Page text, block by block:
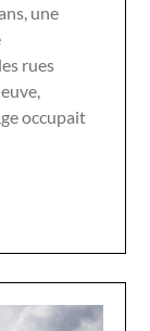
une
rues
occupait